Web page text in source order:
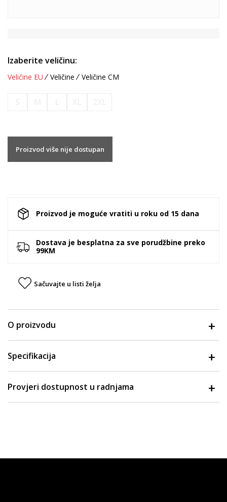
Izaberite veličinu:
Veličine EU Veličine Veličine CM
Proizvod više nije dostupan
Proizvod je moguće vratiti u roku od 15 dana
Dostava je besplatna za sve porudžbine preko
99KM
Sačuvajte u listi želja
O proizvodu
Specifikacija
Provjeri dostupnost u radnjama